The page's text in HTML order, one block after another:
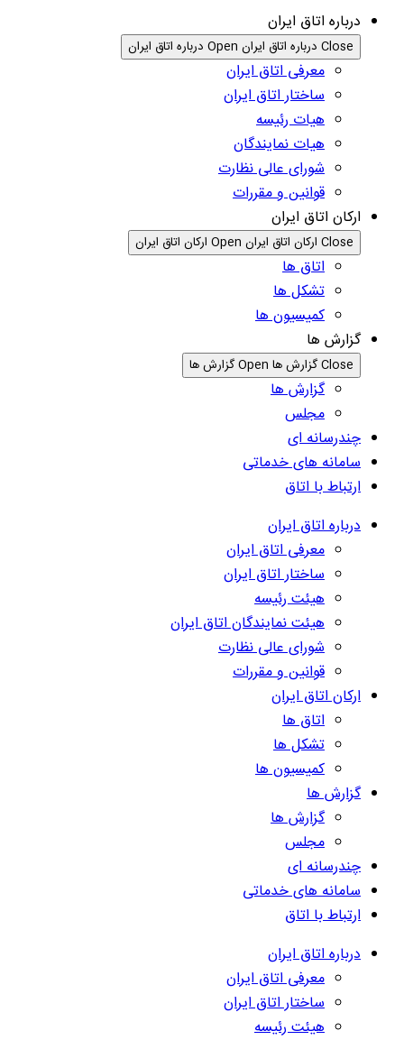
درباره اتاق ایران
Close درباره اتاق ایران Open درباره اتاق ایران
معرفی اتاق ایران
ساختار اتاق ایران
هیات رئیسه
هیات نمایندگان
شورای عالی نظارت
قوانین و مقررات
ارکان اتاق ایران
Close ارکان اتاق ایران Open ارکان اتاق ایران
اتاق ها
تشکل ها
کمیسیون ها
گزارش ها
Close گزارش ها Open گزارش ها
گزارش ها
مجلس
چندرسانه ای
سامانه های خدماتی
ارتباط با اتاق
درباره اتاق ایران
معرفی اتاق ایران
ساختار اتاق ایران
هیئت رئیسه
هیئت نمایندگان اتاق ایران
شورای عالی نظارت
قوانین و مقررات
ارکان اتاق ایران
اتاق ها
تشکل ها
کمیسیون ها
گزارش ها
گزارش ها
مجلس
چندرسانه ای
سامانه های خدماتی
ارتباط با اتاق
درباره اتاق ایران
معرفی اتاق ایران
ساختار اتاق ایران
هیئت رئیسه